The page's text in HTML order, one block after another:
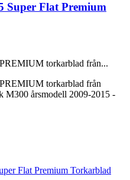
Super Flat Premium
torkarblad från...
torkarblad från
M300 årsmodell 2009-2015 -